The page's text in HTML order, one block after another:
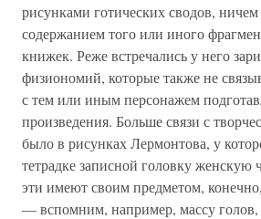
рисунками готических сводов,
содержанием того или иного
книжек. Реже встречались у него
физиономий, которые также не
с тем или иным персонажем
произведения. Больше связи с
было в рисунках Лермонтова, у
тетрадке записной головку женскую
эти имеют своим предметом,
— вспомним, например, массу голов,